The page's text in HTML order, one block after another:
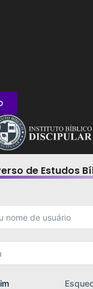
de Estudos